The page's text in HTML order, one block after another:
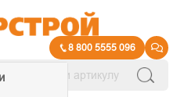
8 800 5555 096